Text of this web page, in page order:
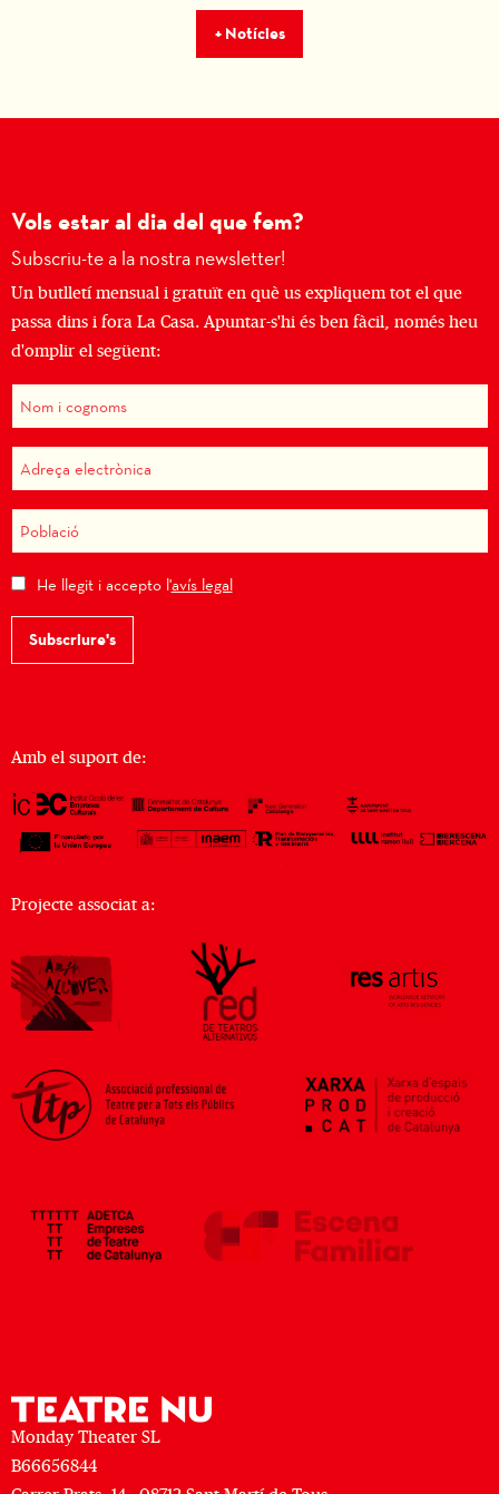
+ Notícies
Vols estar al dia del que fem?
Subscriu-te a la nostra newsletter!
Un butlletí mensual i gratuït en què us expliquem tot el que
passa dins i fora La Casa. Apuntar-s'hi és ben fàcil, només heu
d'omplir el següent:
He llegit i accepto l'avís legal
Subscriure's
Amb el suport de:
Projecte associat a:
Monday Theater SL
B66656844